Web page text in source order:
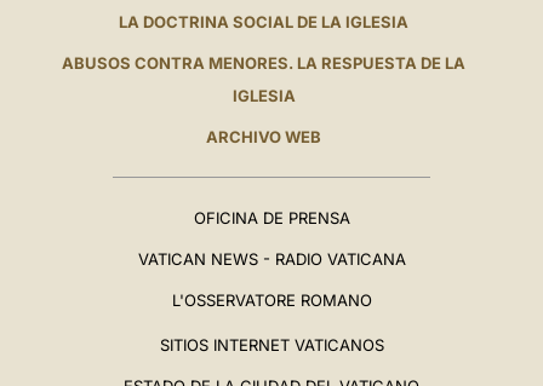
LA DOCTRINA SOCIAL DE LA IGLESIA
ABUSOS CONTRA MENORES. LA RESPUESTA DE LA
IGLESIA
ARCHIVO WEB
OFICINA DE PRENSA
VATICAN NEWS - RADIO VATICANA
L'OSSERVATORE ROMANO
SITIOS INTERNET VATICANOS